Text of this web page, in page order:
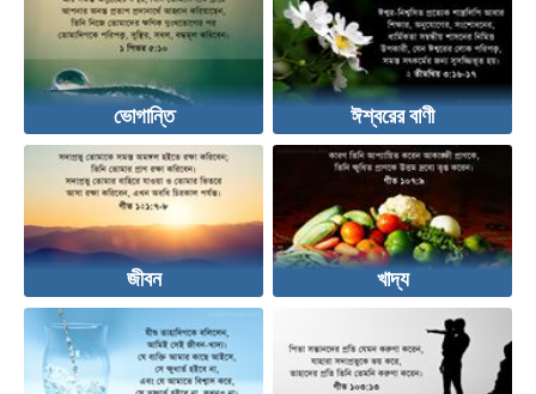
ভোগান্তি ঈশ্বরের বাণী
জীবন খাদ্য